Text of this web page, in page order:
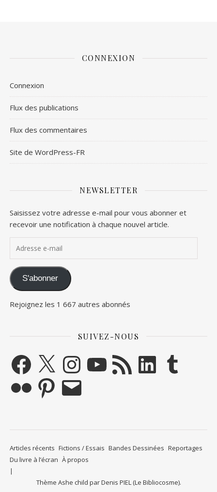
CONNEXION
Connexion
Flux des publications
Flux des commentaires
Site de WordPress-FR
NEWSLETTER
Saisissez votre adresse e-mail pour vous abonner et
recevoir une notification à chaque nouvel article.
S'abonner
Rejoignez les 1 667 autres abonnés
SUIVEZ-NOUS
Facebook
X InstagramYouTubeFlux RSSLinkedIn Tumblr
PinterestE-mail
Articles récents Fictions / Essais Bandes Dessinées Reportages
Du livre à l’écran À propos
Thème Ashe child parDenis PIEL (Le Bibliocosme).